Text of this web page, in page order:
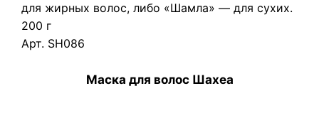
для жирных волос, либо «Шамла» — для сухих.
200 г
Арт. SH086
Маска для волос Шахеа